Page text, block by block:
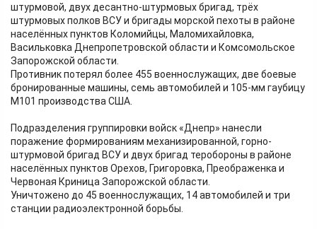
штурмовой, двух десантно-штурмовых бригад, трёх
штурмовых полков ВСУ и бригады морской пехоты в районе
населённых пунктов Коломийцы, Маломихайловка,
Васильковка Днепропетровской области и Комсомольское
Запорожской области.
Противник потерял более 455 военнослужащих, две боевые
бронированные машины, семь автомобилей и 105-мм гаубицу
М101 производства США.
Подразделения группировки войск «Днепр» нанесли
поражение формированиям механизированной, горно-
штурмовой бригад ВСУ и двух бригад теробороны в районе
населённых пунктов Орехов, Григоровка, Преображенка и
Червоная Криница Запорожской области.
Уничтожено до 45 военнослужащих, 14 автомобилей и три
станции радиоэлектронной борьбы.